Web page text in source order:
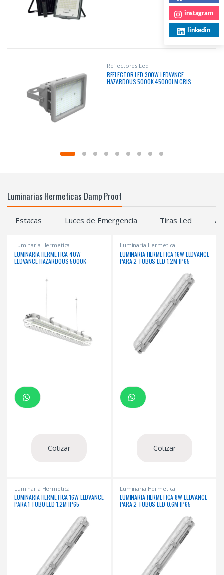
Reflectores Led
REFLECTOR LED 300W LEDVANCE
HAZARDOUS 5000K 45000LM GRIS
Luminarias Hermeticas Damp Proof
Estacas Luces de Emergencia Tiras Led
Luminaria Hermetica
LUMINARIA HERMETICA 40W
LEDVANCE HAZARDOUS 5000K
Cotizar
Luminaria Hermetica
LUMINARIA HERMETICA 16W LEDVANCE
PARA 2 TUBOS LED 1.2M IP65
Cotizar
Luminaria Hermetica
LUMINARIA HERMETICA 16W LEDVANCE
PARA 1 TUBO LED 1.2M IP65
Luminaria Hermetica
LUMINARIA HERMETICA 8W LEDVANCE
PARA 2 TUBOS LED 0.6M IP65
instagram
linkedin